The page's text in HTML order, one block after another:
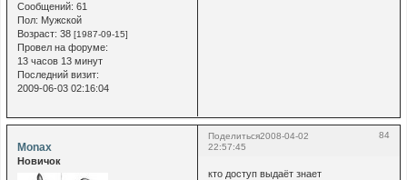
Сообщений: 61
Пол: Мужской
Возраст: 38 [1987-09-15]
Провел на форуме:
13 часов 13 минут
Последний визит:
2009-06-03 02:16:04
Поделиться 84
2008-04-02
22:57:45
Monax
Новичок
кто доступ выдаёт знает